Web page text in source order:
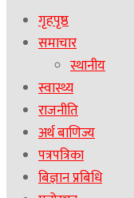
गृहपृष्ठ
समाचार
स्थानीय
स्वास्थ्य
राजनीति
अर्थ बाणिज्य
पत्रपत्रिका
बिज्ञान प्रबिधि